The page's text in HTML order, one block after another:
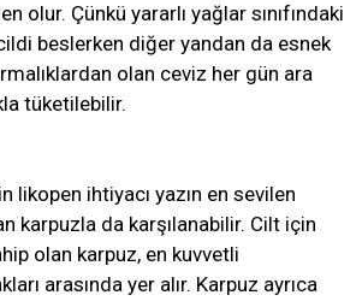
olur. Çünkü yararlı yağlar sınıfındaki
beslerken diğer yandan da esnek
olan ceviz her gün ara
tüketilebilir.
likopen ihtiyacı yazın en sevilen
karpuzla da karşılanabilir. Cilt için
olan karpuz, en kuvvetli
arasında yer alır. Karpuz ayrıca